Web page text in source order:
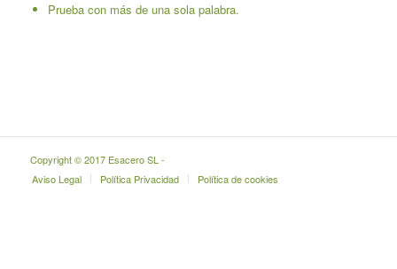
Prueba con más de una sola palabra.
Copyright © 2017 Esacero SL -
Aviso Legal
Política Privacidad Política de cookies